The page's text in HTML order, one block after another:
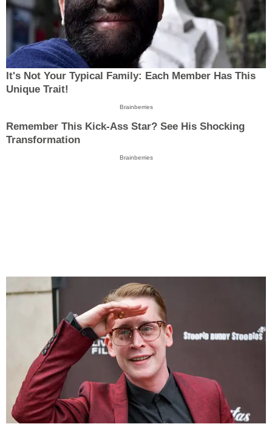
It's Not Your Typical Family: Each Member Has This
Unique Trait!
Brainberries
Remember This Kick-Ass Star? See His Shocking
Transformation
Brainberries